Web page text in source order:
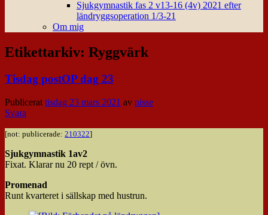
Sjukgymnastik fas 2 v13-16 (4v) 2021 efter
ländryggsoperation 1/3-21
Om mig
Etikettarkiv: Ryggvärk
Tisdag postOP dag 23
Publicerat tisdag 23 mars 2021 av nisse
Svara
[not: publicerade: 210322]
Sjukgymnastik 1av2
Fixat. Klarar nu 20 rept / övn.
Promenad
Runt kvarteret i sällskap med hustrun.